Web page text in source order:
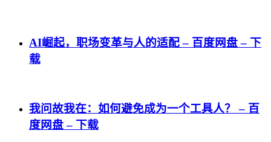
AI崛起，职场变革与人的适配 – 百度网盘 – 下
载
我问故我在：如何避免成为一个工具人？ – 百
度网盘 – 下载